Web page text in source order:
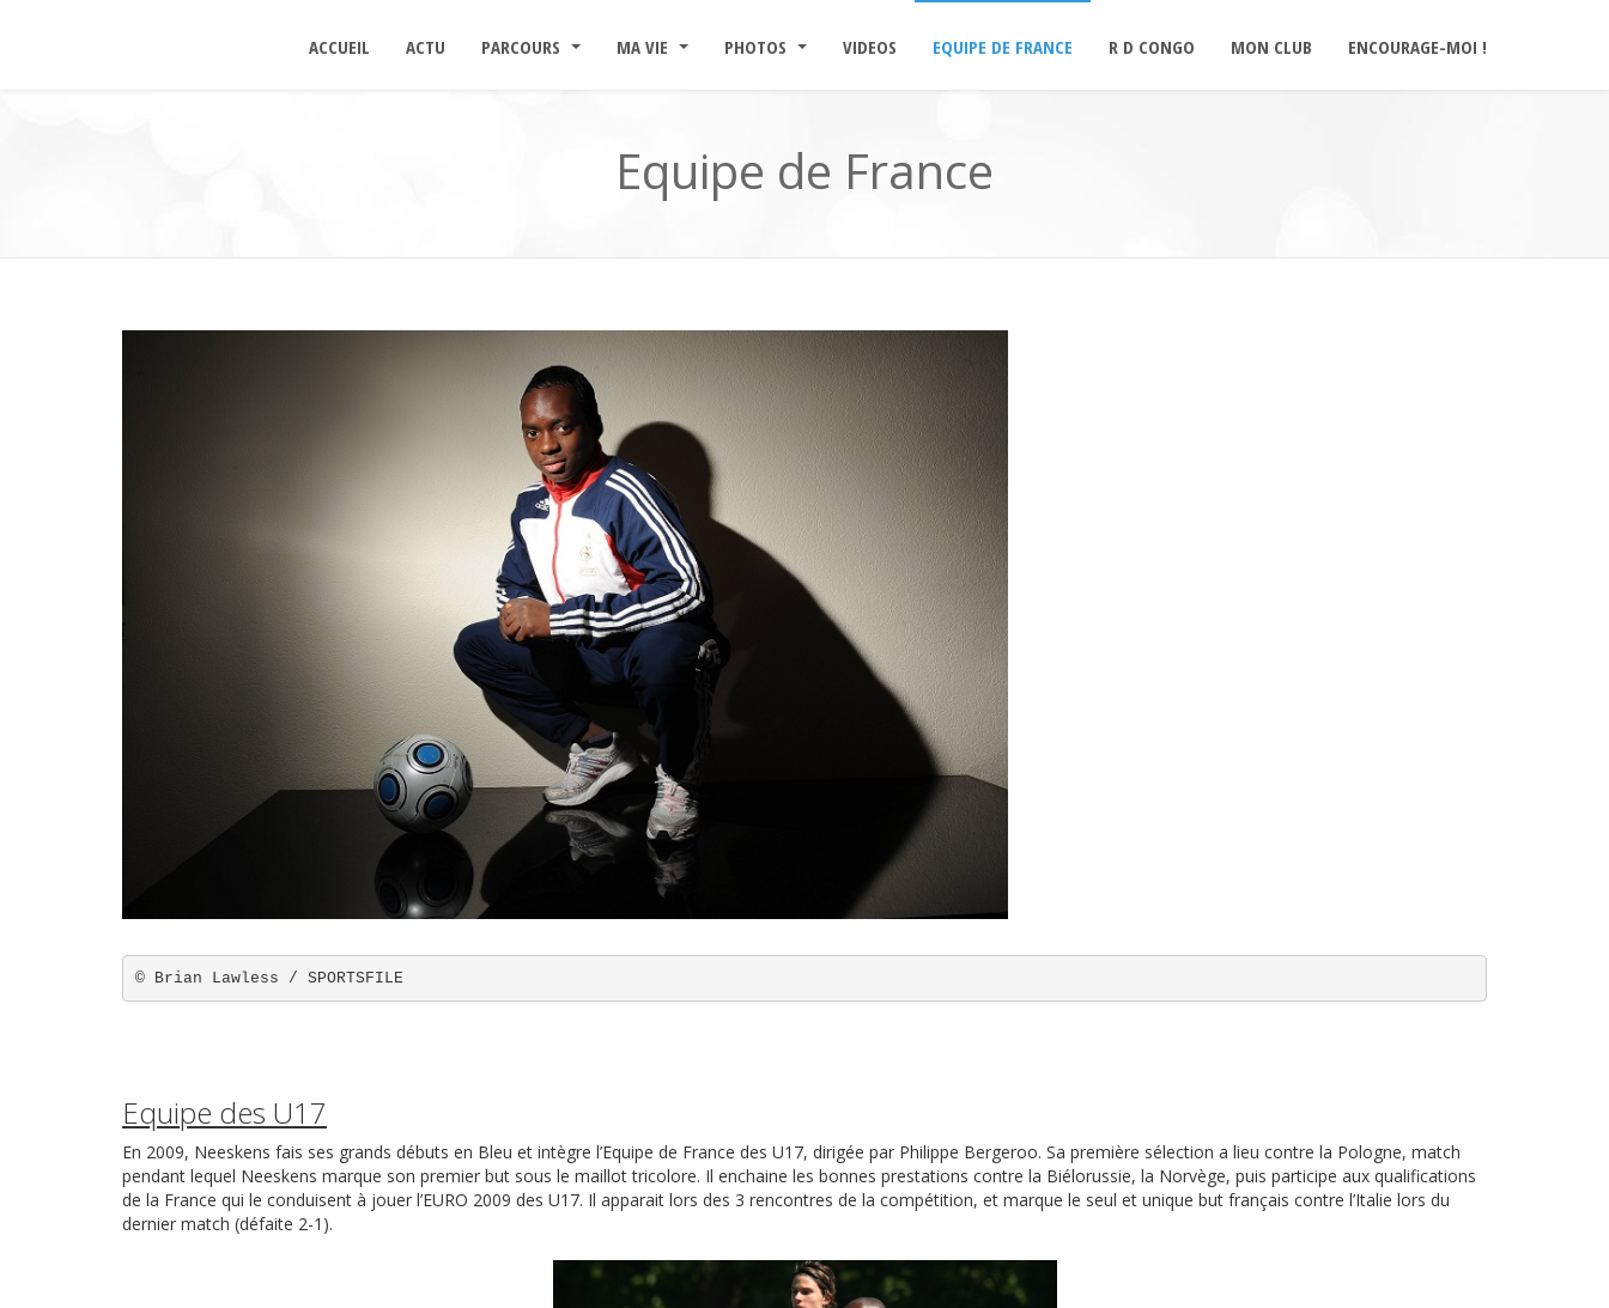
ACCUEIL ACTU PARCOURS MA VIE PHOTOS VIDEOS EQUIPE DE FRANCE R D CONGO MON CLUB ENCOURAGE-MOI !
Equipe de France
© Brian Lawless / SPORTSFILE
Equipe des U17
En 2009, Neeskens fais ses grands débuts en Bleu et intègre l’Equipe de France des U17, dirigée par Philippe Bergeroo. Sa première sélection a lieu contre la Pologne, match
pendant lequel Neeskens marque son premier but sous le maillot tricolore. Il enchaine les bonnes prestations contre la Biélorussie, la Norvège, puis participe aux qualifications
de la France qui le conduisent à jouer l’EURO 2009 des U17. Il apparait lors des 3 rencontres de la compétition, et marque le seul et unique but français contre l’Italie lors du
dernier match (défaite 2-1).